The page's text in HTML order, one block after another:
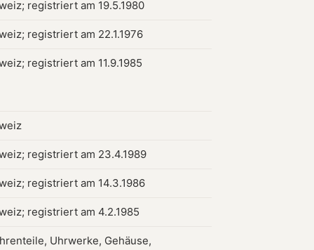
registriert am 19.5.1980
registriert am 22.1.1976
registriert am 11.9.1985
registriert am 23.4.1989
registriert am 14.3.1986
registriert am 4.2.1985
Uhrwerke, Gehäuse,